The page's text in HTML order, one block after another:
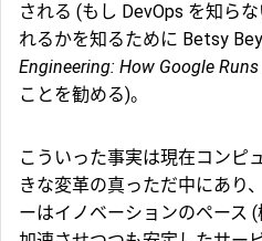
される (もし DevOps を知ら
れるかを知るために Betsy
Engineering: How Google
ことを勧める)。
こういった事実は現在コンピ
きな変革の真っただ中にあり
ーはイノベーションのペース (